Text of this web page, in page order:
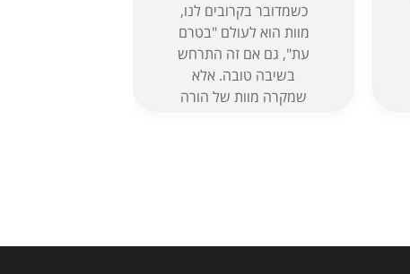
כשמדובר בקרובים לנו,
מוות הוא לעולם "בטרם
עת", גם אם זה התרחש
בשיבה טובה. אלא
שמקרה מוות של הורה